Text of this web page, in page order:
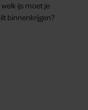
ijs moet je
binnenkrijgen?